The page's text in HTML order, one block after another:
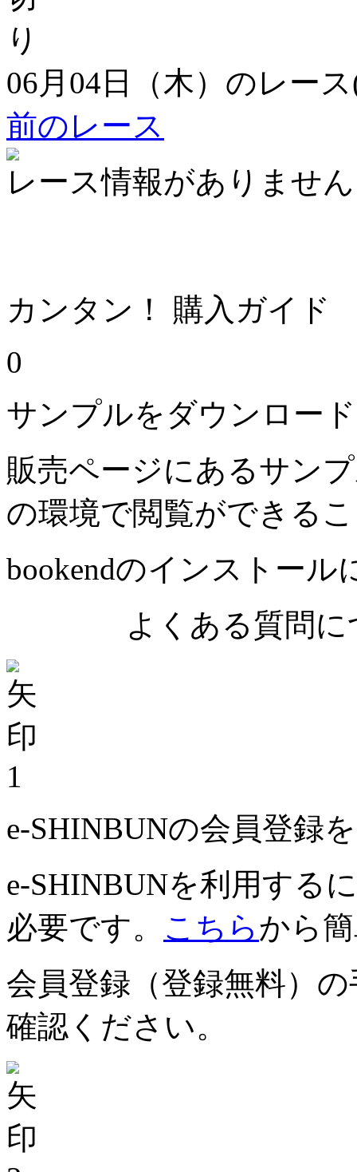
06月04日（木）のレー
前のレース
レース情報がありませ
カンタン！ 購入ガイド
0
サンプルをダウンロー
販売ページにあるサン
の環境で閲覧ができる
bookendのインストール
よくある質問に
1
e-SHINBUNの会員登録
e-SHINBUNを利用する
必要です。 こちらから
会員登録（登録無料）
確認ください。